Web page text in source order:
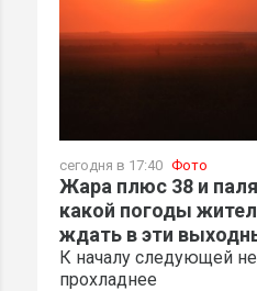
сегодня в 17:40 Фото
Жара плюс 38 и
какой погоды
ждать в эти
К началу следующей
прохладнее